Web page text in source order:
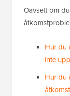
Oavsett om
Hur du
inte
Hur du